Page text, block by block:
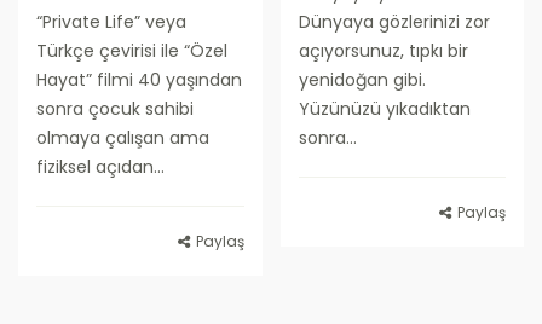
“Private Life” veya
Türkçe çevirisi ile “Özel
Hayat” filmi 40 yaşından
sonra çocuk sahibi
olmaya çalışan ama
fiziksel açıdan...
Paylaş
Dünyaya gözlerinizi zor
açıyorsunuz, tıpkı bir
yenidoğan gibi.
Yüzünüzü yıkadıktan
sonra...
Paylaş